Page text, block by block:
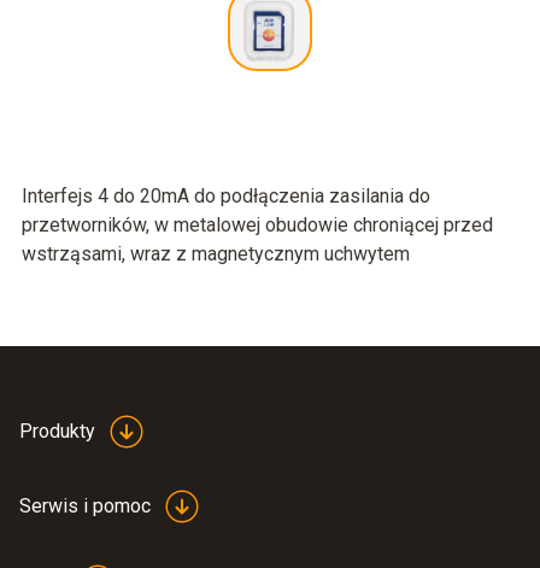
Interfejs 4 do 20mA do podłączenia zasilania do
przetworników, w metalowej obudowie chroniącej przed
wstrząsami, wraz z magnetycznym uchwytem
Produkty
Serwis i pomoc